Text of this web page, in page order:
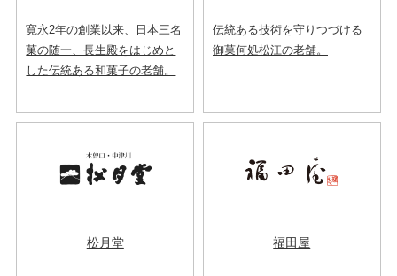
寛永2年の創業以来、日本三名
菓の随一、長生殿をはじめと
した伝統ある和菓子の老舗。
伝統ある技術を守りつづける
御菓何処松江の老舗。
松月堂 福田屋